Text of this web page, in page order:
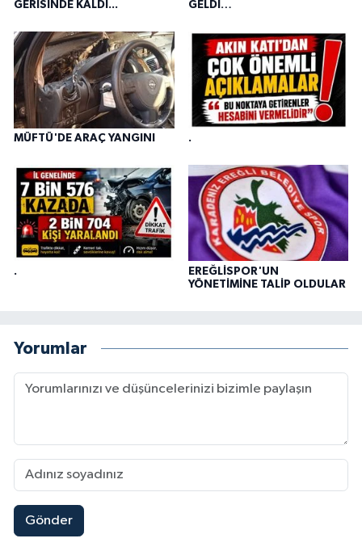
GERİSİNDE KALDI... GELDİ…
MÜFTÜ'DE ARAÇ YANGINI .
.
EREĞLİSPOR'UN
YÖNETİMİNE TALİP OLDULAR
Yorumlar
Gönder